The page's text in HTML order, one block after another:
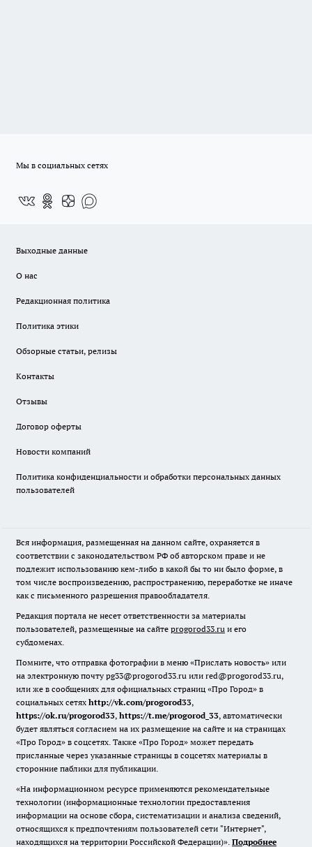
Мы в социальных сетях
Выходные данные
О нас
Редакционная политика
Политика этики
Обзорные статьи, релизы
Контакты
Отзывы
Договор оферты
Новости компаний
Политика конфиденциальности и обработки персональных данных
пользователей
Вся информация, размещенная на данном сайте, охраняется в
соответствии с законодательством РФ об авторском праве и не
подлежит использованию кем-либо в какой бы то ни было форме, в
том числе воспроизведению, распространению, переработке не иначе
как с письменного разрешения правообладателя.
Редакция портала не несет ответственности за материалы
пользователей, размещенные на сайте progorod33.ru и его
субдоменах.
Помните, что отправка фотографии в меню «Прислать новость» или
на электронную почту pg33@progorod33.ru или red@progorod33.ru,
или же в сообщениях для официальных страниц «Про Город» в
социальных сетях http://vk.com/progorod33,
https://ok.ru/progorod33, https://t.me/progorod_33, автоматически
будет являться согласием на их размещение на сайте и на страницах
«Про Город» в соцсетях. Также «Про Город» может передать
присланные через указанные страницы в соцсетях материалы в
сторонние паблики для публикации.
«На информационном ресурсе применяются рекомендательные
технологии (информационные технологии предоставления
информации на основе сбора, систематизации и анализа сведений,
относящихся к предпочтениям пользователей сети "Интернет",
находящихся на территории Российской Федерации)». Подробнее